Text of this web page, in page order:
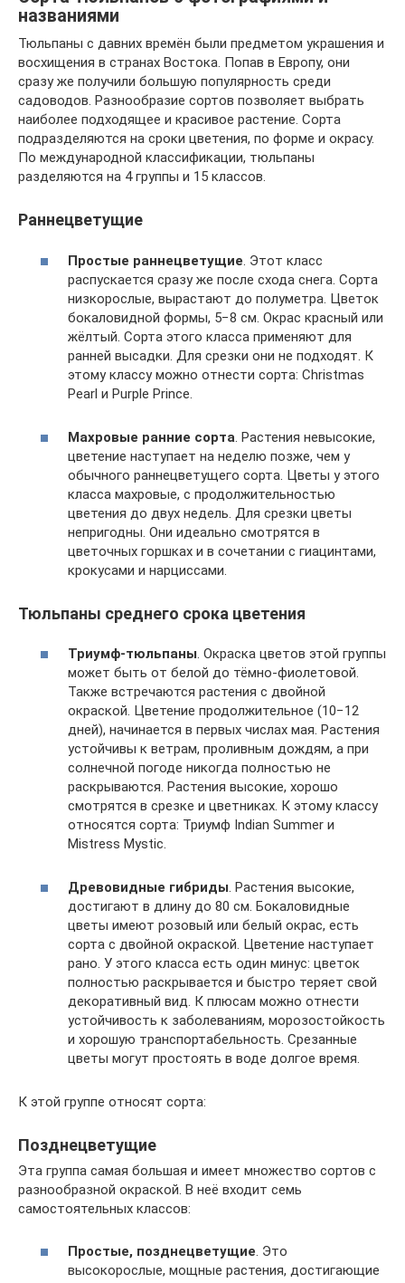
названиями
Тюльпаны с давних времён были предметом украшения и
восхищения в странах Востока. Попав в Европу, они
сразу же получили большую популярность среди
садоводов. Разнообразие сортов позволяет выбрать
наиболее подходящее и красивое растение. Сорта
подразделяются на сроки цветения, по форме и окрасу.
По международной классификации, тюльпаны
разделяются на 4 группы и 15 классов.
Раннецветущие
Простые раннецветущие . Этот класс
распускается сразу же после схода снега. Сорта
низкорослые, вырастают до полуметра. Цветок
бокаловидной формы, 5−8 см. Окрас красный или
жёлтый. Сорта этого класса применяют для
ранней высадки. Для срезки они не подходят. К
этому классу можно отнести сорта: Christmas
Pearl и Purple Prince.
Махровые ранние сорта . Растения невысокие,
цветение наступает на неделю позже, чем у
обычного раннецветущего сорта. Цветы у этого
класса махровые, с продолжительностью
цветения до двух недель. Для срезки цветы
непригодны. Они идеально смотрятся в
цветочных горшках и в сочетании с гиацинтами,
крокусами и нарциссами.
Тюльпаны среднего срока цветения
Триумф-тюльпаны. Окраска цветов этой группы
может быть от белой до тёмно-фиолетовой.
Также встречаются растения с двойной
окраской. Цветение продолжительное (10−12
дней), начинается в первых числах мая. Растения
устойчивы к ветрам, проливным дождям, а при
солнечной погоде никогда полностью не
раскрываются. Растения высокие, хорошо
смотрятся в срезке и цветниках. К этому классу
относятся сорта: Триумф Indian Summer и
Mistress Mystic.
Древовидные гибриды. Растения высокие,
достигают в длину до 80 см. Бокаловидные
цветы имеют розовый или белый окрас, есть
сорта с двойной окраской. Цветение наступает
рано. У этого класса есть один минус: цветок
полностью раскрывается и быстро теряет свой
декоративный вид. К плюсам можно отнести
устойчивость к заболеваниям, морозостойкость
и хорошую транспортабельность. Срезанные
цветы могут простоять в воде долгое время.
К этой группе относят сорта:
Позднецветущие
Эта группа самая большая и имеет множество сортов с
разнообразной окраской. В неё входит семь
самостоятельных классов:
Простые, позднецветущие . Это
высокорослые, мощные растения, достигающие